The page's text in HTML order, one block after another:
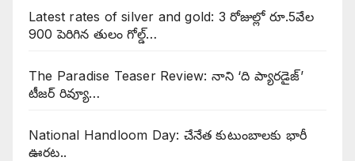
Latest rates of silver and gold: 3 రోజుల్లో రూ.5వేల
900 పెరిగిన తులం గోల్డ్…
The Paradise Teaser Review: నాని ‘ది ప్యారడైజ్’
టీజర్ రివ్యూ…
National Handloom Day: చేనేత కుటుంబాలకు భారీ
ఊరట..